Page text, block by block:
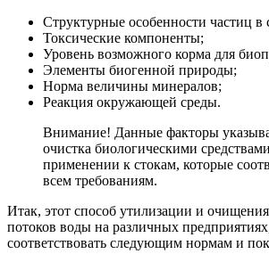
Структурные особенности частиц в
Токсические компоненты;
Уровень возможного корма для
Элементы биогенной природы;
Норма величины минералов;
Реакция окружающей среды.
Внимание! Данные факторы
очистка биологическими
применении к стокам, которые
всем требованиям.
Итак, этот способ утилизации и
потоков воды на различных
соответствовать следующим нормам и